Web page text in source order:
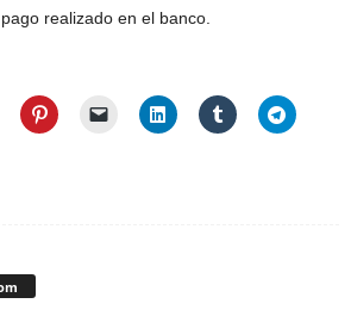
realizado en el banco.